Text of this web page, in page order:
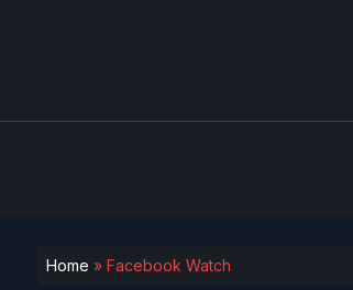
Home » Facebook Watch